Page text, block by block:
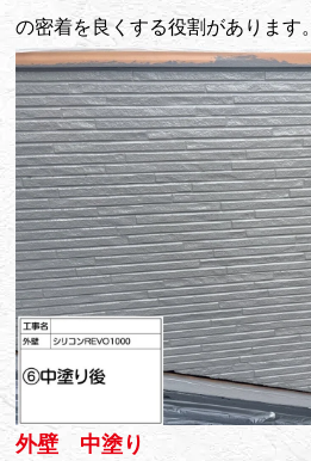
の密着を良くする役割があります。
外壁 中塗り